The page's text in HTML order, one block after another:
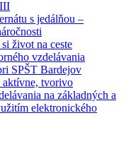
s jedálňou –
život na ceste
vzdelávania
SPŠT Bardejov
aktívne, tvorivo
na základných a
elektronického